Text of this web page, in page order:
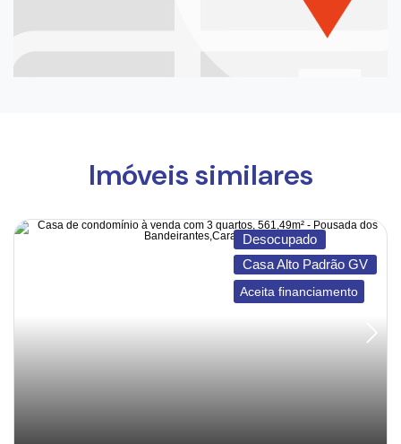
Imóveis similares
Desocupado
Casa Alto Padrão GV
Aceita financiamento